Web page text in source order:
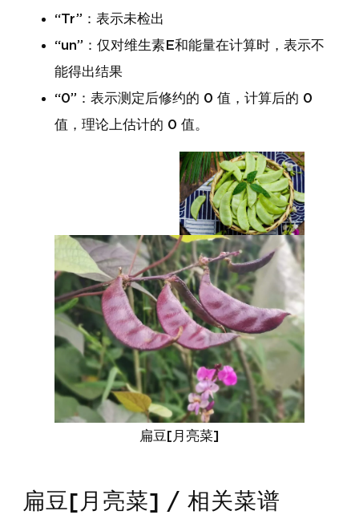
“Tr”：表示未检出
“un”：仅对维生素E和能量在计算时，表示不
能得出结果
“0”：表示测定后修约的 0 值，计算后的 0
值，理论上估计的 0 值。
扁豆[月亮菜]
扁豆[月亮菜] / 相关菜谱